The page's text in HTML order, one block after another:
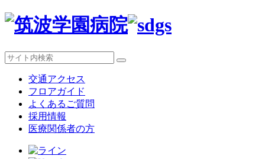
交通アクセス
フロアガイド
よくあるご質問
採用情報
医療関係者の方